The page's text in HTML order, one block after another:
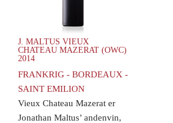
J. MALTUS VIEUX
CHATEAU MAZERAT (OWC)
2014
FRANKRIG - BORDEAUX -
SAINT EMILION
Vieux Chateau Mazerat er
Jonathan Maltus’ andenvin,